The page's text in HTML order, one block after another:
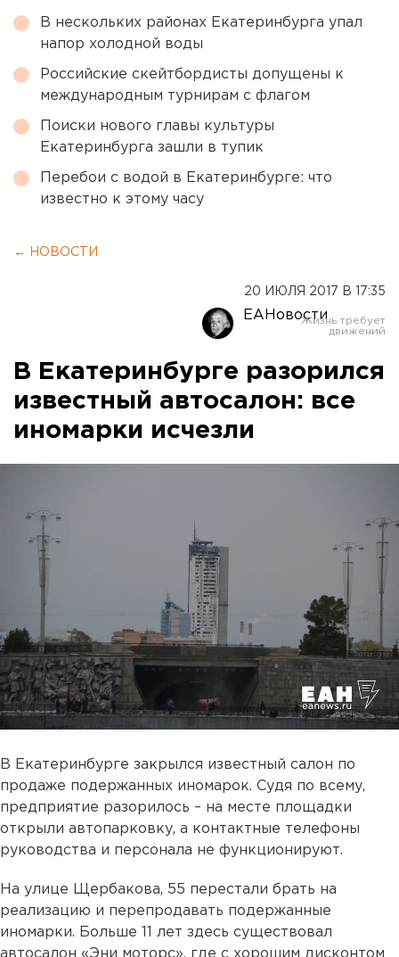
В нескольких районах Екатеринбурга упал
напор холодной воды
Российские скейтбордисты допущены к
международным турнирам с флагом
Поиски нового главы культуры
Екатеринбурга зашли в тупик
Перебои с водой в Екатеринбурге: что
известно к этому часу
← НОВОСТИ
20 ИЮЛЯ 2017 В 17:35
ЕАНовости
В Екатеринбурге разорился
известный автосалон: все
иномарки исчезли
В Екатеринбурге закрылся известный салон по
продаже подержанных иномарок. Судя по всему,
предприятие разорилось – на месте площадки
открыли автопарковку, а контактные телефоны
руководства и персонала не функционируют.
На улице Щербакова, 55 перестали брать на
реализацию и перепродавать подержанные
иномарки. Больше 11 лет здесь существовал
автосалон «Эни моторс», где с хорошим дисконтом